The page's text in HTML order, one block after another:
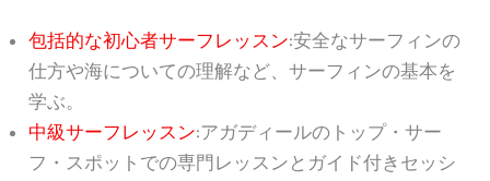
包括的な初心者サーフレッスン:安全なサーフィンの
仕方や海についての理解など、サーフィンの基本を
学ぶ。
中級サーフレッスン:アガディールのトップ・サー
フ・スポットでの専門レッスンとガイド付きセッシ